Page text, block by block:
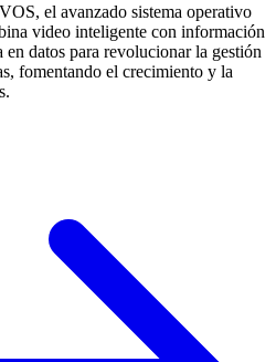
el avanzado sistema operativo
video inteligente con información
datos para revolucionar la gestión
fomentando el crecimiento y la